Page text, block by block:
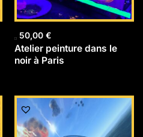
50,00 €
Atelier peinture dans le
noir à Paris